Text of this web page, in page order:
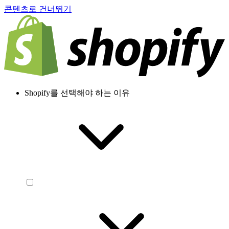
콘텐츠로 건너뛰기
Shopify를 선택해야 하는 이유